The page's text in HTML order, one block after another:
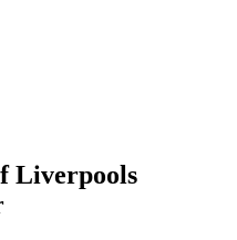
Liverpools